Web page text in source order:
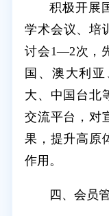
积极开展
学术会议、培
讨会1—2次，
国、澳大利
大、中国台北
交流平台，对
果，提升高原
作用。
四、会员